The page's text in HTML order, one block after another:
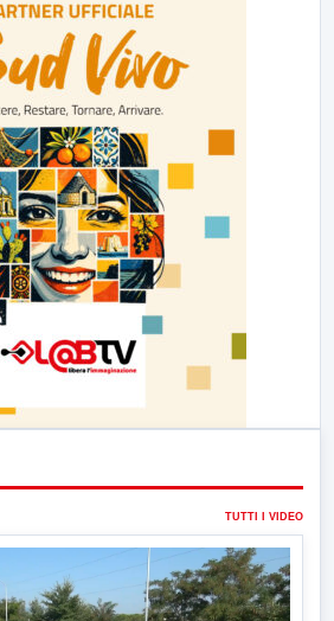
TUTTI I VIDEO